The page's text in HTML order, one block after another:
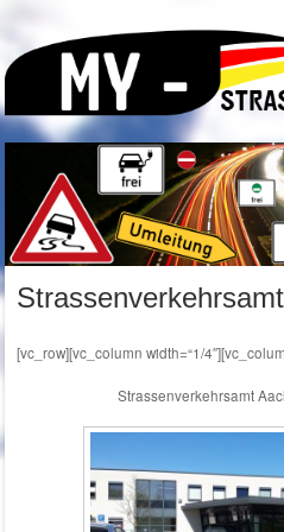
Strassenverkehrsamt
[vc_row][vc_column width=“1/
Strassenverkehrsamt